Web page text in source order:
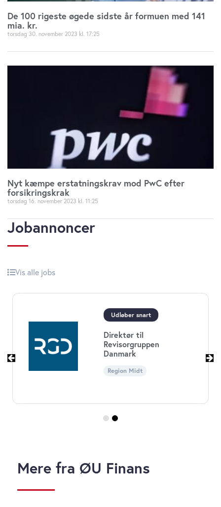
anvende vores hjemmeside.
De 100 rigeste øgede sidste år formuen med 141
mia. kr.
torsdag 30. november 2023 17:25
Nyt kæmpe erstatningskrav mod PwC efter
forsikringskrak
torsdag 16. november 2023 11:25
Jobannoncer
Vis alle jobs
Økonomichef til
Københavns
Mere fra ØU Finans